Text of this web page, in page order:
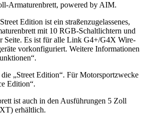
Armaturenbrett, powered by AIM.
Edition ist ein straßenzugelassenes,
mit 10 RGB-Schaltlichtern und
Seite. Es ist für alle Link G4+/G4X Wire-
vorkonfiguriert. Weitere Informationen
„Street Edition“. Für Motorsportzwecke
Edition“.
ist auch in den Ausführungen 5 Zoll
erhältlich.